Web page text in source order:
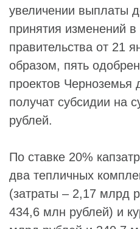
увеличении выплаты
принятия изменений
правительства от 21
образом, пять
проектов Черноземья
получат субсидии на
рублей.
По ставке 20%
два тепличных
(затраты – 2,17 млрд
434,6 млн рублей) и